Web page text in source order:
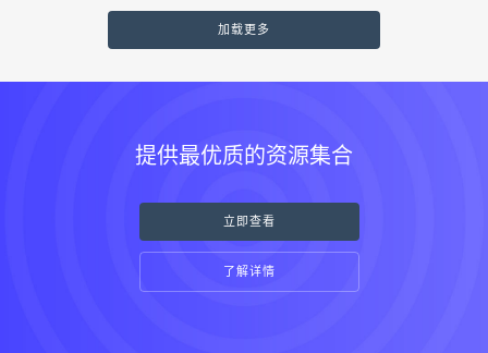
加载更多
提供最优质的资源集合
立即查看
了解详情